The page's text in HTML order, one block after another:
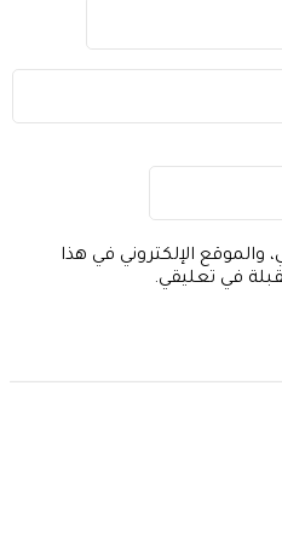
الإلكتروني في هذا
في تعليقي.